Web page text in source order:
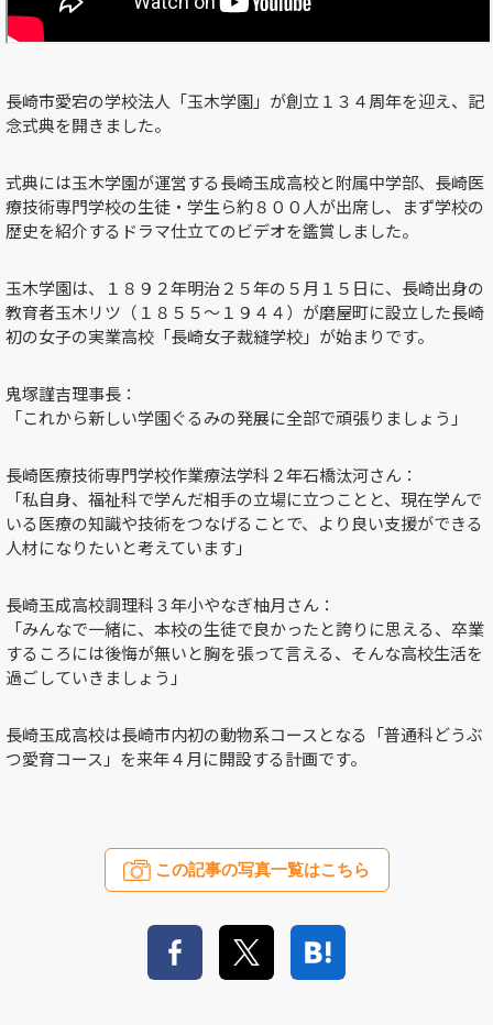
長崎市愛宕の学校法人「玉木学園」が創立１３４周年を迎え、記
念式典を開きました。
式典には玉木学園が運営する長崎玉成高校と附属中学部、長崎医
療技術専門学校の生徒・学生ら約８００人が出席し、まず学校の
歴史を紹介するドラマ仕立てのビデオを鑑賞しました。
玉木学園は、１８９２年明治２５年の５月１５日に、長崎出身の
教育者玉木リツ（１８５５～１９４４）が磨屋町に設立した長崎
初の女子の実業高校「長崎女子裁縫学校」が始まりです。
鬼塚謹吉理事長：
「これから新しい学園ぐるみの発展に全部で頑張りましょう」
長崎医療技術専門学校作業療法学科２年石橋汰河さん：
「私自身、福祉科で学んだ相手の立場に立つことと、現在学んで
いる医療の知識や技術をつなげることで、より良い支援ができる
人材になりたいと考えています」
長崎玉成高校調理科３年小やなぎ柚月さん：
「みんなで一緒に、本校の生徒で良かったと誇りに思える、卒業
するころには後悔が無いと胸を張って言える、そんな高校生活を
過ごしていきましょう」
長崎玉成高校は長崎市内初の動物系コースとなる「普通科どうぶ
つ愛育コース」を来年４月に開設する計画です。
この記事の写真一覧はこちら